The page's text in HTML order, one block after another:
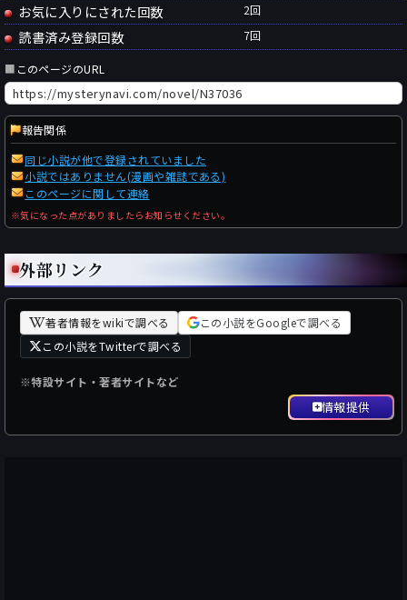
お気に入りにされた回数 2回
読書済み登録回数 7回
■ このページのURL
報告関係
同じ小説が他で登録されていました
小説ではありません(漫画や雑誌である)
このページに関して連絡
※気になった点がありましたらお知らせください。
外部リンク
著者情報をwikiで調べる
この小説をGoogleで調べる
この小説をTwitterで調べる
※特設サイト・著者サイトなど
情報提供